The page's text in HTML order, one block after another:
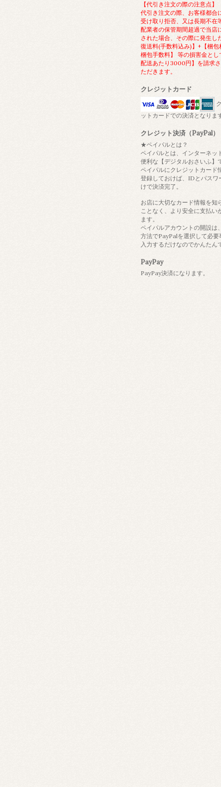
【代引き注文の際の注意点】
代引き注文の際、お客様都合
受け取り拒否、又は長期不在
配業者の保管期間超過で当店
された場合、その際に発生し
復送料(手数料込み)】+【梱包
梱包手数料】 等の損害金とし
配送あたり3000円】を請求
ただきます。
クレジットカード
ットカードでの決済となりま
クレジット決済（PayPal）
★ペイパルとは？
ペイパルとは、インターネッ
便利な【デジタルおさいふ】
ペイパルにクレジットカード
登録しておけば、IDとパスワ
けで決済完了。
お店に大切なカード情報を知
ことなく、より安全に支払い
ます。
ペイパルアカウントの開設は
方法でPayPalを選択して必要
入力するだけなのでかんたん
PayPay
PayPay決済になります。